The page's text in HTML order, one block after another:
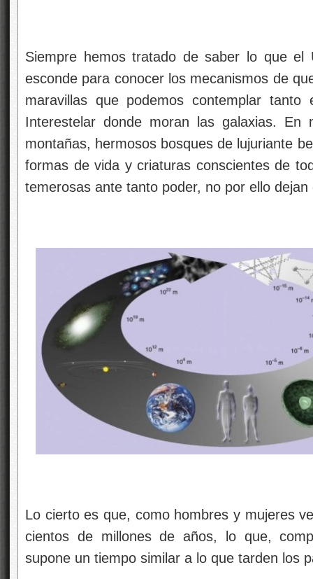
Siempre hemos tratado de saber lo que el
esconde para conocer los mecanismos de
maravillas que podemos contemplar
Interestelar donde moran las galaxias.
montañas, hermosos bosques de lujuriante
formas de vida y criaturas conscientes de
temerosas ante tanto poder, no por ello
Lo cierto es que, como hombres y mujeres
cientos de millones de años, lo que,
supone un tiempo similar a lo que tarden los